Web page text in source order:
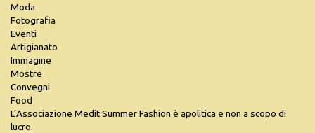
Moda
Fotografia
Eventi
Artigianato
Immagine
Mostre
Convegni
Food
L’Associazione Medit Summer Fashion è apolitica e non a scopo di
lucro.